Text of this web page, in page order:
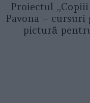
Proiectul
Pavona –
pictură